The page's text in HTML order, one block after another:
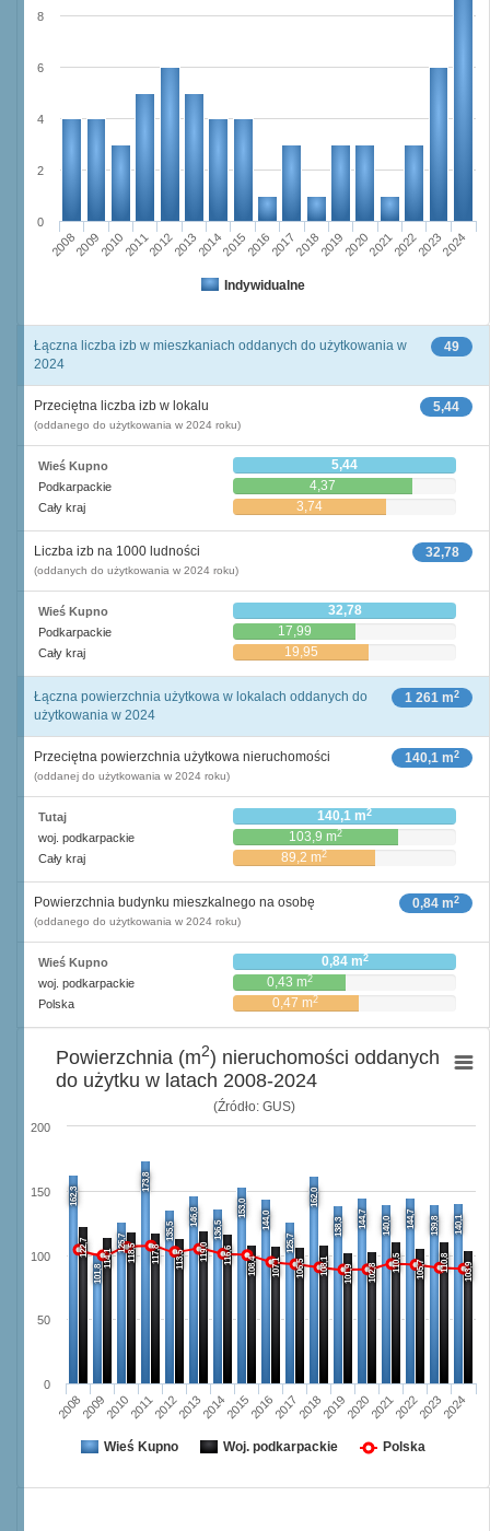
Indywidualne
20082009201020112012201320142015201620172018201920202021202220232024
0
2
4
6
8
49
Łączna liczba izb w mieszkaniach oddanych do użytkowania w
2024
5,44
Przeciętna liczba izb w lokalu
(oddanego do użytkowania w 2024 roku)
Wieś Kupno 5,44
Podkarpackie 4,37
Cały kraj 3,74
32,78
Liczba izb na 1000 ludności
(oddanych do użytkowania w 2024 roku)
Wieś Kupno 32,78
Podkarpackie 17,99
Cały kraj 19,95
1 261 m2
Łączna powierzchnia użytkowa w lokalach oddanych do
użytkowania w 2024
140,1 m2
Przeciętna powierzchnia użytkowa nieruchomości
(oddanej do użytkowania w 2024 roku)
Tutaj 140,1 m2
woj. podkarpackie 103,9 m2
Cały kraj 89,2 m2
0,84 m2
Powierzchnia budynku mieszkalnego na osobę
(oddanego do użytkowania w 2024 roku)
Wieś Kupno 0,84 m2
woj. podkarpackie 0,43 m2
Polska 0,47 m2
(Źródło: GUS)
162,3
101,8
125,7
173,8
135,5
146,8
136,5
153,0
144,0
125,7
162,0
138,3
144,7 140,0 144,7 139,8
140,1
122,7
114,1 118,5 117,8 113,5 119,0 116,6
108,4 107,1 106,5 108,1 101,9 102,8 110,5 105,7 110,8 103,9
20082009201020112012201320142015201620172018201920202021202220232024
0
50
100
150
200
Powierzchnia (m2) nieruchomości oddanych
do użytku w latach 2008-2024
Wieś Kupno Woj. podkarpackie Polska